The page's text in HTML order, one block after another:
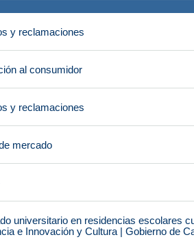
y reclamaciones
al consumidor
y reclamaciones
mercado
universitario en residencias escolares
e Innovación y Cultura | Gobierno de